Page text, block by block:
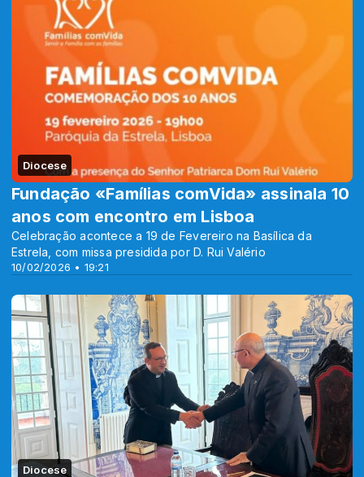
Diocese
10/02/2026 • 19:21
Fundação «Famílias comVida» assinala 10
anos com encontro em Lisboa
Celebração acontece a 19 de Fevereiro na Basílica da
Estrela, com missa presidida por D. Rui Valério
Diocese